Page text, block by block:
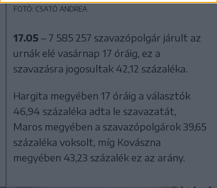
FOTÓ: CSATÓ ANDREA
17.05 – 7 585 257 szavazópolgár járult az
urnák elé vasárnap 17 óráig, ez a
szavazásra jogosultak 42,12 százaléka.
Hargita megyében 17 óráig a választók
46,94 százaléka adta le szavazatát,
Maros megyében a szavazópolgárok 39,65
százaléka voksolt, míg Kovászna
megyében 43,23 százalék ez az arány.